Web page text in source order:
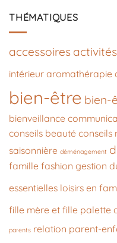
THÉMATIQUES
accessoires
intérieur aromathérapie
bien-être bien-
bienveillance
conseils beauté conseils
saisonnière déménagement
famille fashion gestion
essentielles loisirs en
fille mère et fille palette
parents relation parent-